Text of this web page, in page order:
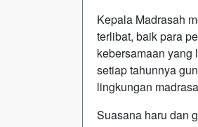
Kepala Madrasah
terlibat, baik para
kebersamaan yang
setiap tahunnya
lingkungan
Suasana haru dan